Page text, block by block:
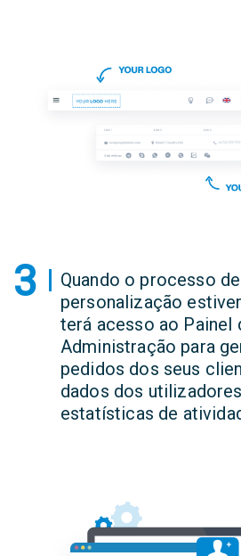
3
Quando o processo de
personalização
terá acesso ao Painel
Administração para
pedidos dos seus
dados dos
estatísticas de